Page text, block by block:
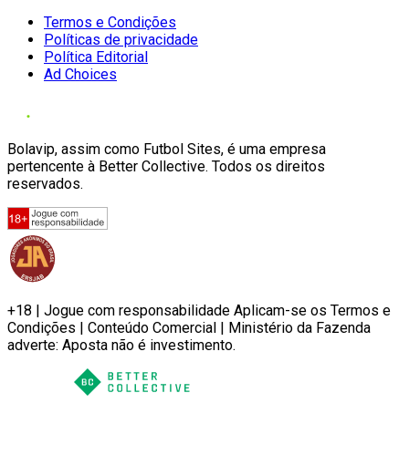
Termos e Condições
Políticas de privacidade
Política Editorial
Ad Choices
Bolavip, assim como Futbol Sites, é uma empresa
pertencente à Better Collective. Todos os direitos
reservados.
+18 | Jogue com responsabilidade Aplicam-se os Termos e
Condições | Conteúdo Comercial | Ministério da Fazenda
adverte: Aposta não é investimento.